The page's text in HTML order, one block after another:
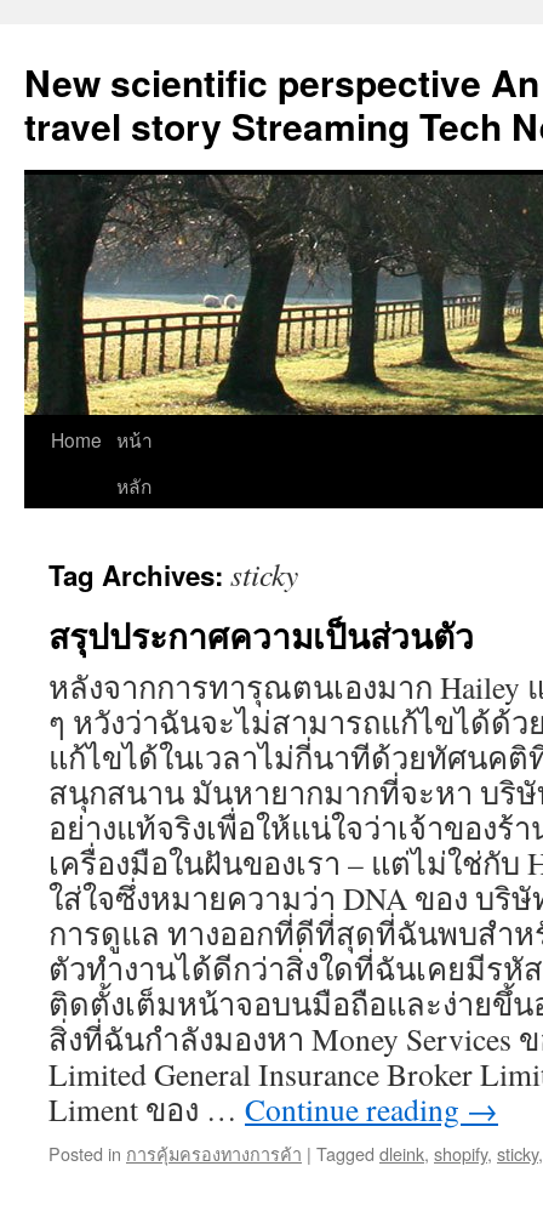
New scientific perspective
travel story Streaming Tech
Skip
Home หน้า
หลัก
Tag Archives: sticky
สรุปประกาศความเป็นส่วนตัว
หลังจากการทารุณตนเองมาก
ๆ หวังว่าฉันจะไม่สามารถแก้ไขได้ด้ว
แก้ไขได้ในเวลาไม่กี่นาทีด้วยทัศนค
สนุกสนาน มันหายากมากที่จะหา บริ
อย่างแท้จริงเพื่อให้แน่ใจว่าเจ้าของร้
เครื่องมือในฝันของเรา – แต่ไม่ใช่กับ
ใส่ใจซึ่งหมายความว่า DNA ของ บริ
การดูแล ทางออกที่ดีที่สุดที่ฉันพบสำห
ตัวทำงานได้ดีกว่าสิ่งใดที่ฉันเคยมีรหั
ติดตั้งเต็มหน้าจอบนมือถือและง่ายขึ้น
สิ่งที่ฉันกำลังมองหา Money Services
Limited General Insurance Broker
Liment ของ … Continue reading →
Posted in การคุ้มครองทางการค้า | Tagged dleink, shopify, sticky